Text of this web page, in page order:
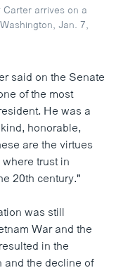
arrives on a
Jan. 7,
said on the Senate
of the most
He was a
honorable,
are the virtues
trust in
20th century."
was still
War and the
in the
the decline of